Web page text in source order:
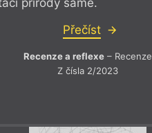
přírody samé.
Přečíst
Recenze a reflexe– Recenze
Z čísla 2/2023